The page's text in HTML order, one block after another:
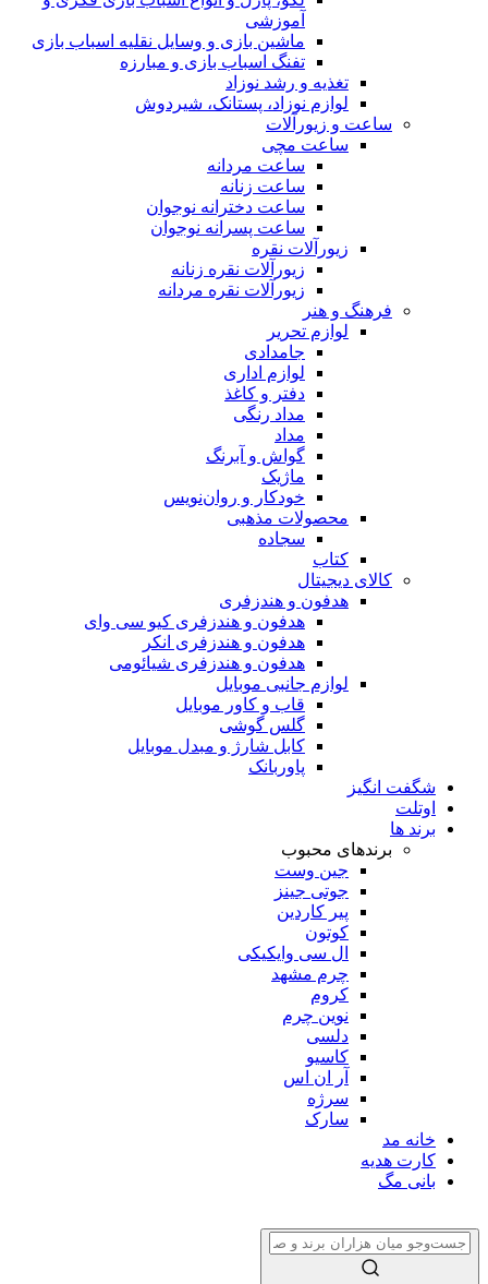
آموزشی
ماشین بازی و وسایل نقلیه اسباب بازی
تفنگ اسباب بازی و مبارزه
تغذیه و رشد نوزاد
لوازم نوزاد، پستانک، شیردوش
ساعت و زیور‌آلات
ساعت مچی
ساعت مردانه
ساعت زنانه
ساعت دخترانه نوجوان
ساعت پسرانه نوجوان
زیورآلات نقره
زیورآلات نقره زنانه
زیورآلات نقره مردانه
فرهنگ و هنر
لوازم تحریر
جامدادی
لوازم اداری
دفتر و کاغذ
مداد رنگی
مداد
گواش و آبرنگ
ماژیک
خودکار و روان‌نویس
محصولات مذهبی
سجاده
کتاب
کالای دیجیتال
هدفون و هندزفری
هدفون و هندزفری کیو سی وای
هدفون و هندزفری انکر
هدفون و هندزفری شیائومی
لوازم جانبی موبایل
قاب و کاور موبایل
گلس گوشی
کابل شارژ و مبدل موبایل
پاوربانک
شگفت انگیز
اوتلت
برند ها
برندهای محبوب
جین وست
جوتی جینز
پیر کاردین
کوتون
ال سی وایکیکی
چرم مشهد
کروم
نوین چرم
دلسی
کاسیو
آر ان اس
سرژه
سارک
خانه مد
کارت هدیه
بانی مگ